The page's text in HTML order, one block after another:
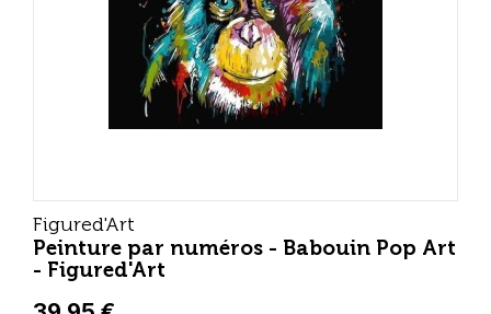
Figured'Art
Peinture par numéros - Babouin Pop Art
- Figured'Art